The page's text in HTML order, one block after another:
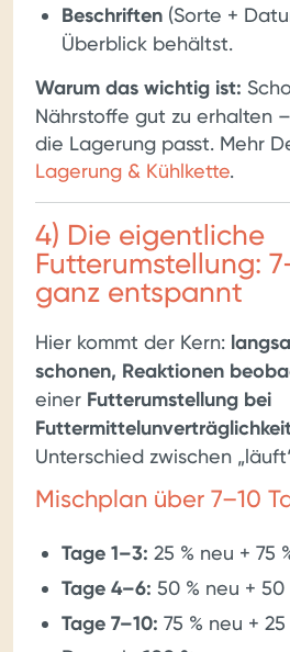
Beschriften (Sorte +
Überblick behältst.
Warum das wichtig ist:
Nährstoffe gut zu erhalten
die Lagerung passt. Mehr
Lagerung & Kühlkette.
4) Die eigentliche
Futterumstellung:
ganz entspannt
Hier kommt der Kern:
schonen, Reaktionen
einer Futterumstellung bei
Unterschied zwischen
Mischplan über 7–10
Tage 1–3: 25 % neu + 75
Tage 4–6: 50 % neu + 50
Tage 7–10: 75 % neu +